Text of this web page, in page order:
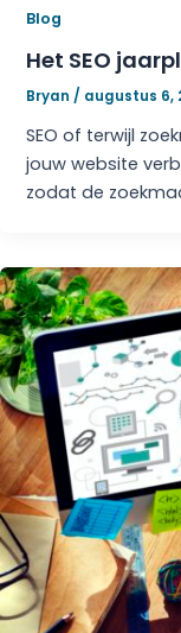
Blog
Het SEO
Bryan / augustus 6,
SEO of terwijl
jouw website
zodat de